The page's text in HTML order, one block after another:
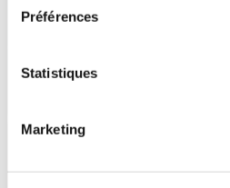
Préférences
Statistiques
Marketing